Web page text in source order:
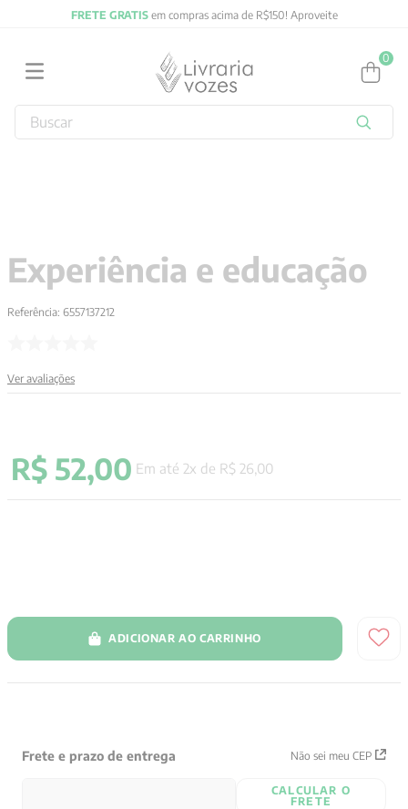
FRETE GRATISem compras acima de R$150! Aproveite
0
Buscar
Experiência e educação
Referência: 6557137212
Ver avaliações
R$ 52,00 Em até 2x de R$ 26 00
ADICIONAR AO CARRINHO
Frete e prazo de entrega Não sei meu CEP
CALCULAR O
FRETE
4º jung
5 byung chul han
10 verena kast